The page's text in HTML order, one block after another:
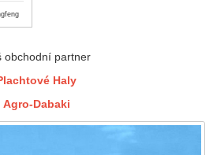
obchodní partner
Haly
Agro-Dabaki